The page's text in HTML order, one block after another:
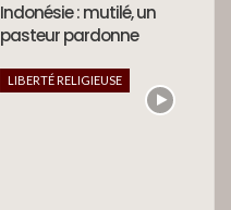
Indonésie : mutilé, un
pasteur pardonne
LIBERTÉ RELIGIEUSE